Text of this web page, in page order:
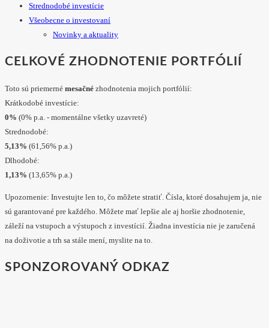
Strednodobé investície
Všeobecne o investovaní
Novinky a aktuality
CELKOVÉ ZHODNOTENIE PORTFÓLIÍ
Toto sú priemerné mesačné zhodnotenia mojich portfólií:
Krátkodobé investície:
0% (0% p.a. - momentálne všetky uzavreté)
Strednodobé:
5,13% (61,56% p.a.)
Dlhodobé:
1,13% (13,65% p.a.)
Upozornenie: Investujte len to, čo môžete stratiť. Čísla, ktoré dosahujem ja, nie
sú garantované pre každého. Môžete mať lepšie ale aj horšie zhodnotenie,
záleží na vstupoch a výstupoch z investícií. Žiadna investícia nie je zaručená
na doživotie a trh sa stále mení, myslite na to.
SPONZOROVANÝ ODKAZ